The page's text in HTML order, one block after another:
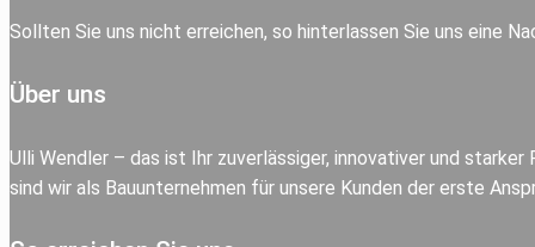
Sollten Sie uns nicht erreichen, so hinterlassen Sie uns eine
Über uns
Ulli Wendler – das ist Ihr zuverlässiger, innovativer und starker
sind wir als Bauunternehmen für unsere Kunden der erste